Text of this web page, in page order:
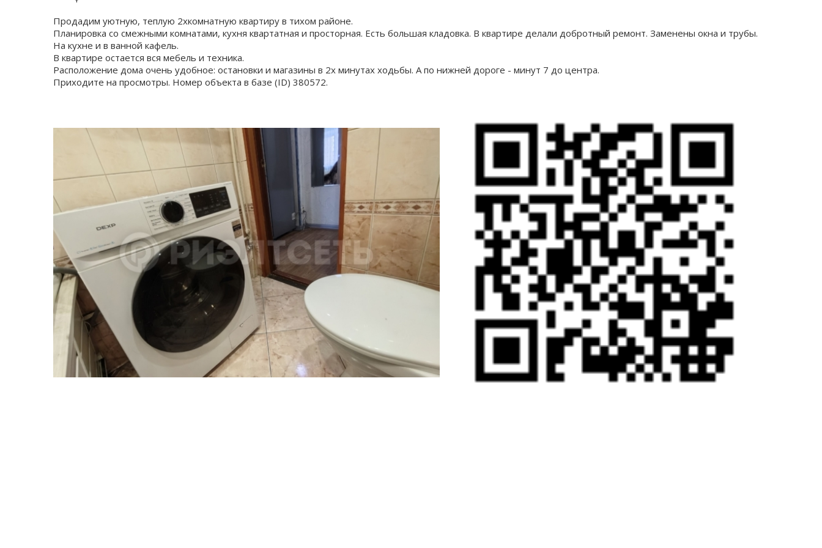
Продадим уютную, теплую 2хкомнатную квартиру в тихом районе.
Планировка со смежными комнатами, кухня квартатная и просторная. Есть большая кладовка. В квартире делали добротный ремонт. Заменены окна и трубы.
На кухне и в ванной кафель.
В квартире остается вся мебель и техника.
Расположение дома очень удобное: остановки и магазины в 2х минутах ходьбы. А по нижней дороге - минут 7 до центра.
Приходите на просмотры. Номер объекта в базе (ID) 380572.